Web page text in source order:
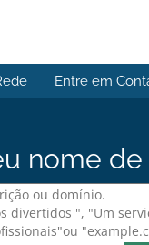
Entre em
nome